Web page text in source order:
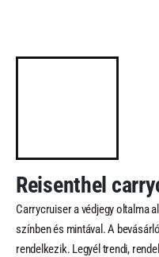
Reisenthel
Carrycruiser a védjegy oltalma
színben és mintával. A
rendelkezik. Legyél trendi,